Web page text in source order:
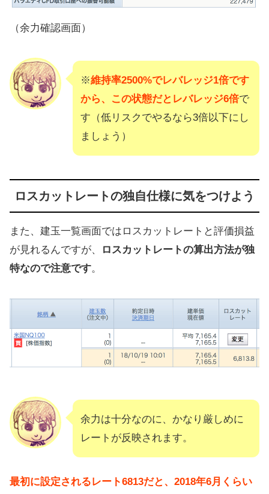
（余力確認画面）
※維持率2500%でレバレッジ1倍です
から、この状態だとレバレッジ6倍で
す（低リスクでやるなら3倍以下にし
ましょう）
ロスカットレートの独自仕様に気をつけよう
また、建玉一覧画面ではロスカットレートと評価損益
が見れるんですが、
ロスカットレートの算出方法が独
特なので注意です。
余力は十分なのに、かなり厳しめに
レートが反映されます。
最初に設定されるレート6813だと、2018年6月くらい